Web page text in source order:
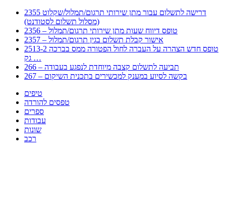
2355 דרישה לתשלום עבור מתן שירותי תרגום/תמלול/שקלוט
(מסלול תשלום לסטודנט)
2356 – טופס דיווח שעות מתן שירותי תרגום/תמלול
2357 – אישור קבלת תשלום בגין תרגום/תמלול
2513-2 טופס חדש הצהרה על העברה לחול הפטורה ממס בברכה
גק …
266 – תביעה לתשלום קצבה מיוחדת לנפגע בעבודה
267 – בקשה לסיוע במענק למכשירים בתכנית השיקום
טיפים
טפסים להורדה
ספרים
עבודות
שונות
רכב